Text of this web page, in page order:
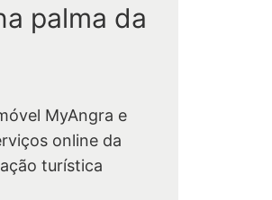
palma da
MyAngra e
online da
turística